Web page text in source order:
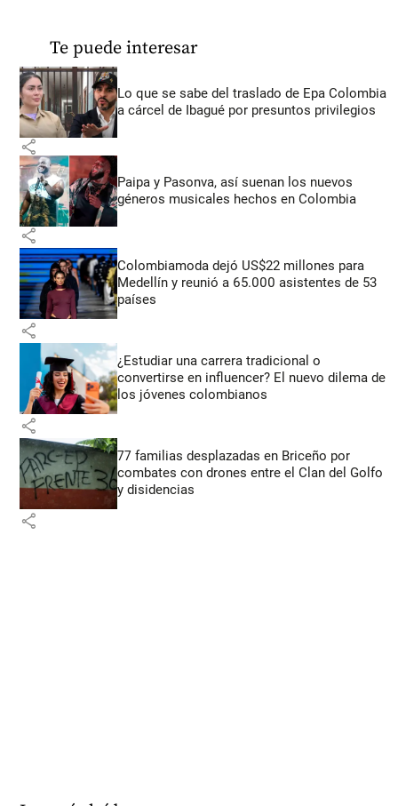
Te puede interesar
Lo que se sabe del traslado de Epa Colombia
a cárcel de Ibagué por presuntos privilegios
share
Paipa y Pasonva, así suenan los nuevos
géneros musicales hechos en Colombia
share
Colombiamoda dejó US$22 millones para
Medellín y reunió a 65.000 asistentes de 53
países
share
¿Estudiar una carrera tradicional o
convertirse en influencer? El nuevo dilema de
los jóvenes colombianos
share
77 familias desplazadas en Briceño por
combates con drones entre el Clan del Golfo
y disidencias
share